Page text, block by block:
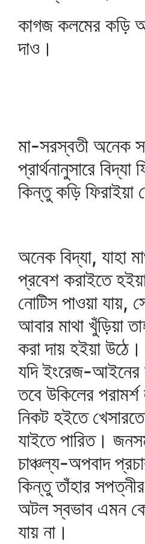
কাগজ কলমের কড়ি
দাও।
মা-সরস্বতী অনেক
প্রার্থনানুসারে বিদ্যা
কিন্তু কড়ি ফিরাইয়া
অনেক বিদ্যা, যাহা
প্রবেশ করাইতে
নোটিস পাওয়া যায়,
আবার মাথা খুঁড়িয়া
করা দায় হইয়া
যদি ইংরেজ-আইনের
তবে উকিলের পরামর্শ
নিকট হইতে
যাইতে পারিত।
চাঞ্চল্য-অপবাদ
কিন্তু তাঁহার
অটল স্বভাব এমন
যায় না।